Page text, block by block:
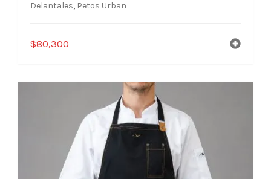
Delantales, Petos Urban
$80,300